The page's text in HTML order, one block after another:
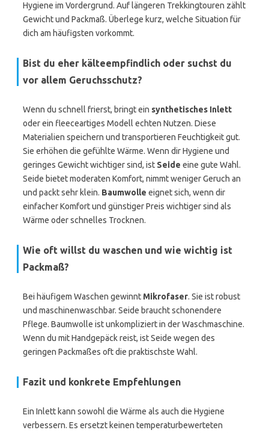
Hygiene im Vordergrund. Auf längeren Trekkingtouren zählt
Gewicht und Packmaß. Überlege kurz, welche Situation für
dich am häufigsten vorkommt.
Bist du eher kälteempfindlich oder suchst du
vor allem Geruchsschutz?
Wenn du schnell frierst, bringt ein synthetisches Inlett
oder ein fleeceartiges Modell echten Nutzen. Diese
Materialien speichern und transportieren Feuchtigkeit gut.
Sie erhöhen die gefühlte Wärme. Wenn dir Hygiene und
geringes Gewicht wichtiger sind, ist Seide eine gute Wahl.
Seide bietet moderaten Komfort, nimmt weniger Geruch an
und packt sehr klein. Baumwolle eignet sich, wenn dir
einfacher Komfort und günstiger Preis wichtiger sind als
Wärme oder schnelles Trocknen.
Wie oft willst du waschen und wie wichtig ist
Packmaß?
Bei häufigem Waschen gewinnt Mikrofaser. Sie ist robust
und maschinenwaschbar. Seide braucht schonendere
Pflege. Baumwolle ist unkompliziert in der Waschmaschine.
Wenn du mit Handgepäck reist, ist Seide wegen des
geringen Packmaßes oft die praktischste Wahl.
Fazit und konkrete Empfehlungen
Ein Inlett kann sowohl die Wärme als auch die Hygiene
verbessern. Es ersetzt keinen temperaturbewerteten